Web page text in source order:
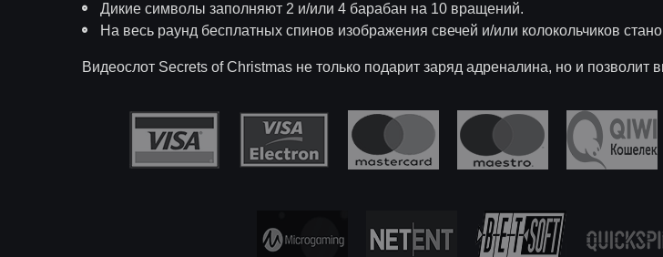
Дикие символы заполняют 2 и/или 4 барабан на 10 вращений.
На весь раунд бесплатных спинов изображения свечей и/или колокольчиков
Видеослот Secrets of Christmas не только подарит заряд адреналина, но и